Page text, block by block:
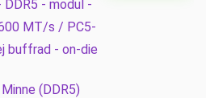
(DDR5)